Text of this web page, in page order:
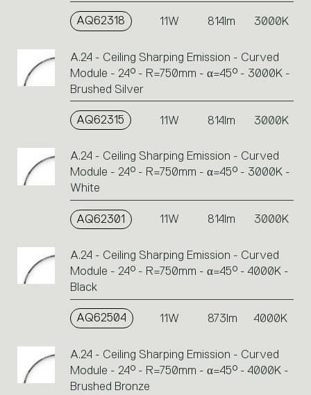
AQ62318 11W 814lm 3000K
A.24 - Ceiling Sharping Emission - Curved
Module - 24° - R=750mm - α=45° - 3000K -
Brushed Silver
AQ62315 11W 814lm 3000K
A.24 - Ceiling Sharping Emission - Curved
Module - 24° - R=750mm - α=45° - 3000K -
White
AQ62301 11W 814lm 3000K
A.24 - Ceiling Sharping Emission - Curved
Module - 24° - R=750mm - α=45° - 4000K -
Black
AQ62504 11W 873lm 4000K
A.24 - Ceiling Sharping Emission - Curved
Module - 24° - R=750mm - α=45° - 4000K -
Brushed Bronze